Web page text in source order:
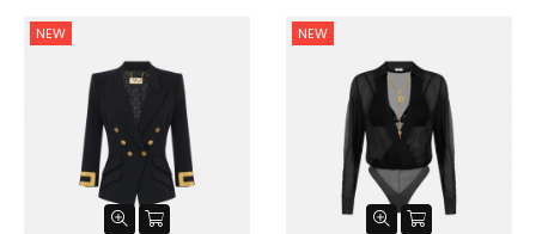
NEW NEW